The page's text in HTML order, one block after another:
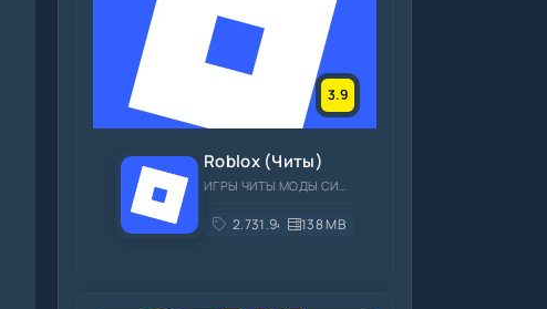
3.9
Roblox (Читы)
ИГРЫ ЧИТЫ МОДЫ СИМУЛЯТОРЫ ОНЛАЙН
2.731.944 138 MB